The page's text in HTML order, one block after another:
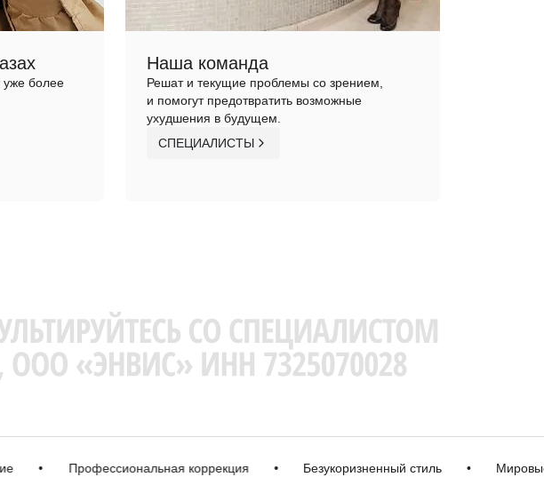
более
Наша команда
Решат и текущие проблемы со зрением,
и помогут предотвратить возможные
ухудшения в будущем.
СПЕЦИАЛИСТЫ
• Профессиональная коррекция • Безукоризненный стиль • Мировые